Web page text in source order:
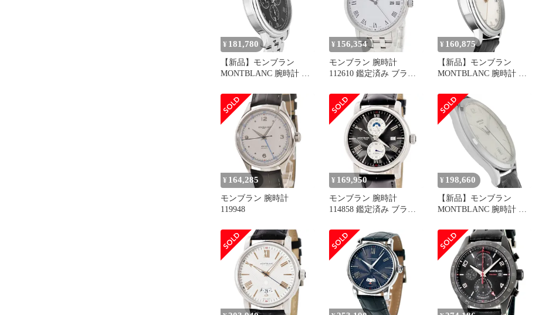
¥ 181,780
【新品】モンブラン
MONTBLANC 腕時計 メ
ョン TRADITION
¥ 156,354
モンブラン 腕時計
112610 鑑定済み ブラン
¥ 160,875
【新品】モンブラン
MONTBLANC 腕時計 レ
ィション
¥ 164,285
モンブラン 腕時計
119948
¥ 169,950
モンブラン 腕時計
114858 鑑定済み ブラン
¥ 198,660
【新品】モンブラン
MONTBLANC 腕時計 メ